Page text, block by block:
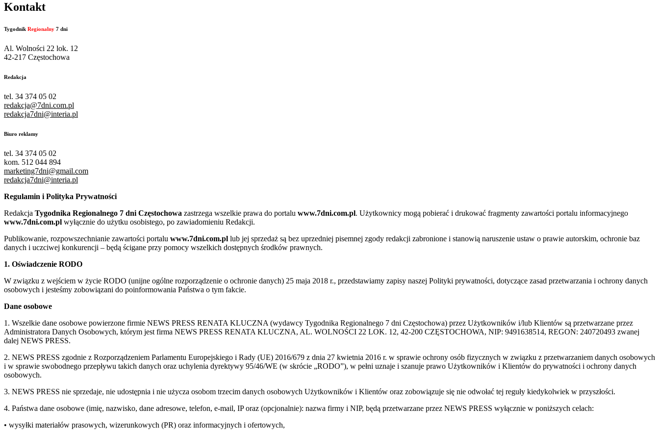
Kontakt
Tygodnik Regionalny 7 dni
Al. Wolności 22 lok. 12
42-217 Częstochowa
Redakcja
tel. 34 374 05 02
redakcja@7dni.com.pl
redakcja7dni@interia.pl
Biuro reklamy
tel. 34 374 05 02
kom. 512 044 894
marketing7dni@gmail.com
redakcja7dni@interia.pl
Regulamin i Polityka Prywatności
Redakcja Tygodnika Regionalnego 7 dni Częstochowa zastrzega wszelkie prawa do portalu www.7dni.com.pl. Użytkownicy mogą pobierać i drukować fragmenty zawartości portalu informacyjnego
www.7dni.com.pl wyłącznie do użytku osobistego, po zawiadomieniu Redakcji.
Publikowanie, rozpowszechnianie zawartości portalu www.7dni.com.pl lub jej sprzedaż są bez uprzedniej pisemnej zgody redakcji zabronione i stanowią naruszenie ustaw o prawie autorskim, ochronie baz
danych i uczciwej konkurencji – będą ścigane przy pomocy wszelkich dostępnych środków prawnych.
1. Oświadczenie RODO
W związku z wejściem w życie RODO (unijne ogólne rozporządzenie o ochronie danych) 25 maja 2018 r., przedstawiamy zapisy naszej Polityki prywatności, dotyczące zasad przetwarzania i ochrony danych
osobowych i jesteśmy zobowiązani do poinformowania Państwa o tym fakcie.
Dane osobowe
1. Wszelkie dane osobowe powierzone firmie NEWS PRESS RENATA KLUCZNA (wydawcy Tygodnika Regionalnego 7 dni Częstochowa) przez Użytkowników i/lub Klientów są przetwarzane przez
Administratora Danych Osobowych, którym jest firma NEWS PRESS RENATA KLUCZNA, AL. WOLNOŚCI 22 LOK. 12, 42-200 CZĘSTOCHOWA, NIP: 9491638514, REGON: 240720493 zwanej
dalej NEWS PRESS.
2. NEWS PRESS zgodnie z Rozporządzeniem Parlamentu Europejskiego i Rady (UE) 2016/679 z dnia 27 kwietnia 2016 r. w sprawie ochrony osób fizycznych w związku z przetwarzaniem danych osobowych
i w sprawie swobodnego przepływu takich danych oraz uchylenia dyrektywy 95/46/WE (w skrócie „RODO”), w pełni uznaje i szanuje prawo Użytkowników i Klientów do prywatności i ochrony danych
osobowych.
3. NEWS PRESS nie sprzedaje, nie udostępnia i nie użycza osobom trzecim danych osobowych Użytkowników i Klientów oraz zobowiązuje się nie odwołać tej reguły kiedykolwiek w przyszłości.
4. Państwa dane osobowe (imię, nazwisko, dane adresowe, telefon, e-mail, IP oraz (opcjonalnie): nazwa firmy i NIP, będą przetwarzane przez NEWS PRESS wyłącznie w poniższych celach:
• wysyłki materiałów prasowych, wizerunkowych (PR) oraz informacyjnych i ofertowych,